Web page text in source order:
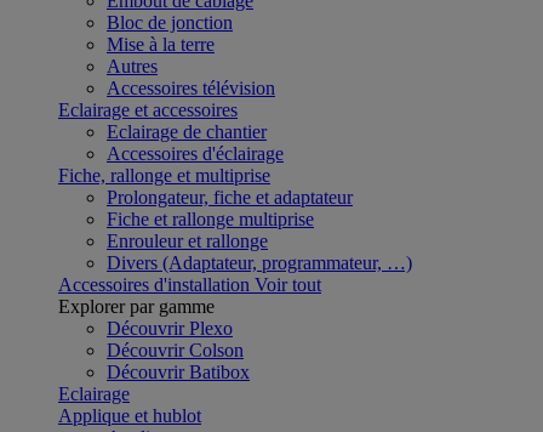
Bloc de jonction
Mise à la terre
Autres
Accessoires télévision
Eclairage et accessoires
Eclairage de chantier
Accessoires d'éclairage
Fiche, rallonge et multiprise
Prolongateur, fiche et adaptateur
Fiche et rallonge multiprise
Enrouleur et rallonge
Divers (Adaptateur, programmateur, …)
Accessoires d'installation Voir tout
Explorer par gamme
Découvrir Plexo
Découvrir Colson
Découvrir Batibox
Eclairage
Applique et hublot